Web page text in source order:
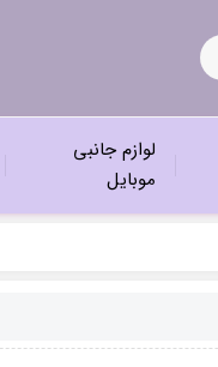
لوازم جانبی
موبایل